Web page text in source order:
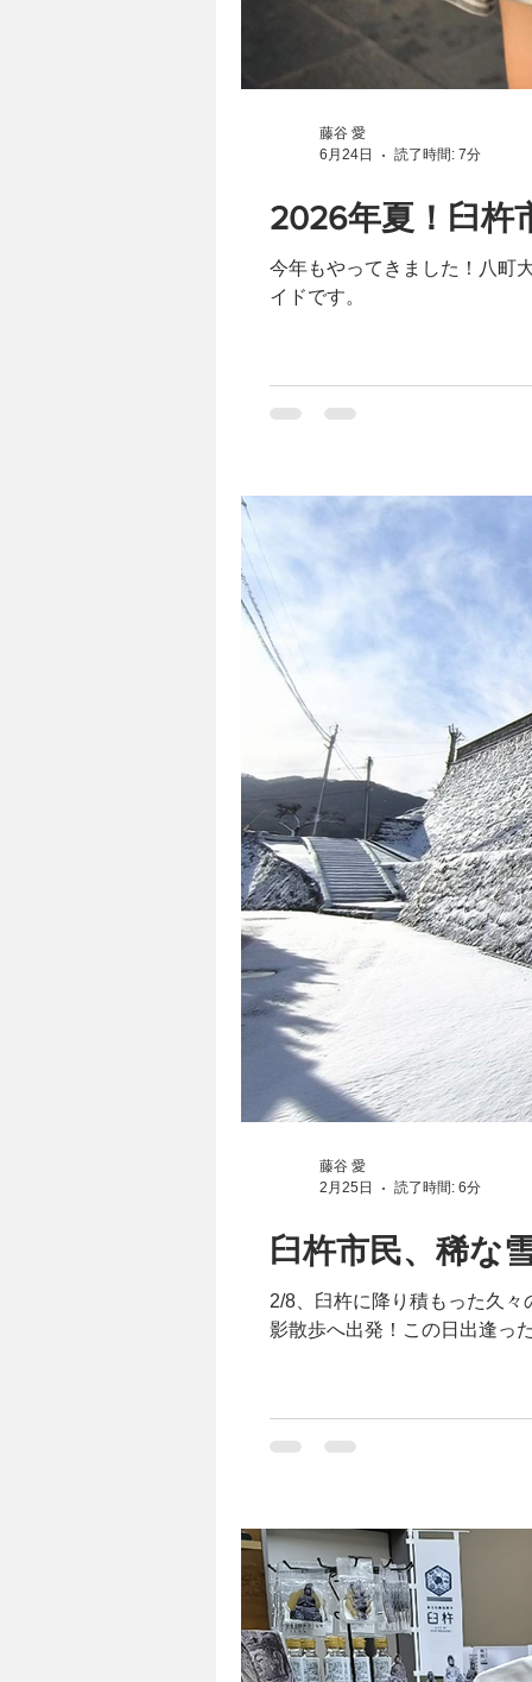
2026年夏！臼杵
今年もやってきました！八町
イドです。
藤谷 愛
6月24日
読了時間: 7分
臼杵市民、稀な
2/8、臼杵に降り積もった久
影散歩へ出発！この日出逢っ
藤谷 愛
2月25日
読了時間: 6分